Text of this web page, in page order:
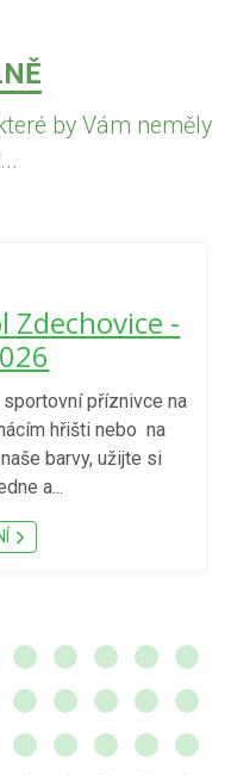
by Vám neměly
Zdechovice -
příznivce na
hřišti nebo na
barvy, užijte si
a...